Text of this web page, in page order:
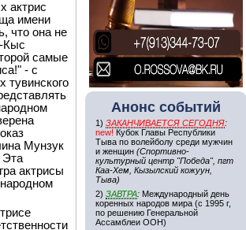
актрис
имени
что она не
Кыс
самые
- с
тувинского
Мунзук
Эта
актрисы
Анонс событий
1) ЗАКАНЧИВАЕТСЯ СЕГОДНЯ:
new! Кубок Главы Республики
Тыва по волейболу среди мужчин
и женщин (Спортивно-
культурный центр "Победа", пгт
Каа-Хем, Кызылский кожуун,
Тыва)
2) ЗАВТРА: Международный день
коренных народов мира (с 1995 г,
по решению Генеральной
Ассамблеи ООН)